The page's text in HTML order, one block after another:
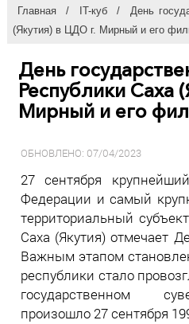
Главная / IT-куб /
День
(Якутия) в ЦДО г. Мирный и его
День
Республики Саха
Мирный и его
ОБНОВЛЕНО: 07/04/2023
27 сентября
Федерации и самый
территориальный
Саха (Якутия) отмечает
Важным этапом
республики стало
государственном
произошло 27 сентября